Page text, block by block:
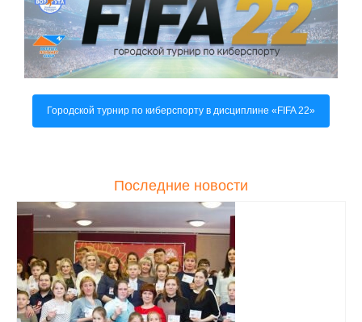
Городской турнир по киберспорту в дисциплине «FIFA 22»
Последние новости